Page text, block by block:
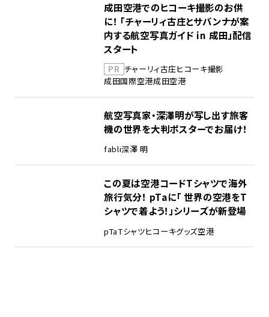
成田空港でのヒコーキ撮影のお供
に！ 「チャーリィ古庄とサバンナが案
内する航空写真ガイド in 成田」配信
スタート
PR チャーリィ古庄ヒコーキ撮影
成田国際空港成田空港
航空写真家・深澤明が写し出す旅客
機の世界を大判ポスターでお届け！
fabli深澤 明
この夏は空港コードTシャツで海外
旅行気分！ pTaに「 世界の空港をT
シャツで着よう！」シリーズが新登場
pTaTシャツヒコーキグッズ空港